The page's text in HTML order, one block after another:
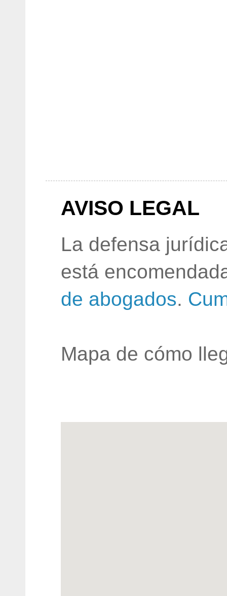
AVISO LEGAL
La defensa
está
de abogados.
Mapa de cómo